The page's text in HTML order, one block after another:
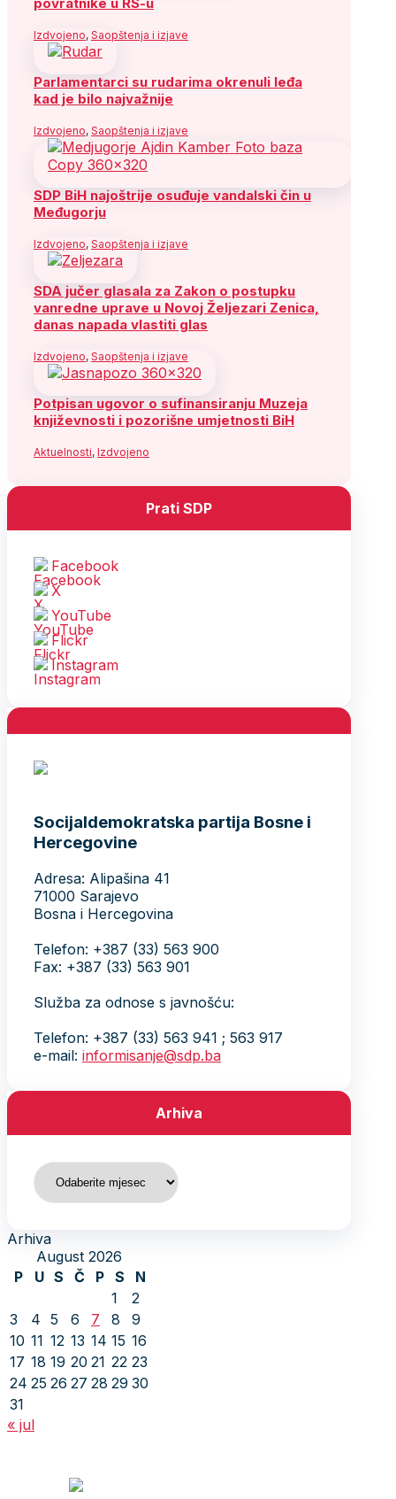
Izdvojeno, Saopštenja i izjave
Parlamentarci su rudarima okrenuli leđa
kad je bilo najvažnije
Izdvojeno, Saopštenja i izjave
SDP BiH najoštrije osuđuje vandalski čin u
Međugorju
Izdvojeno, Saopštenja i izjave
SDA jučer glasala za Zakon o postupku
vanredne uprave u Novoj Željezari Zenica,
danas napada vlastiti glas
Izdvojeno, Saopštenja i izjave
Potpisan ugovor o sufinansiranju Muzeja
književnosti i pozorišne umjetnosti BiH
Aktuelnosti, Izdvojeno
Prati SDP
Facebook
X
YouTube
Flickr
Instagram
Socijaldemokratska partija Bosne i
Hercegovine
Adresa: Alipašina 41
71000 Sarajevo
Bosna i Hercegovina
Telefon: +387 (33) 563 900
Fax: +387 (33) 563 901
Služba za odnose s javnošću:
Telefon: +387 (33) 563 941 ; 563 917
e-mail: informisanje@sdp.ba
Arhiva
Arhiva
Arhiva
August 2026
P
U S Č P S
N
1
2
3
4 5 6 7 8
9
10 11 12 13 14 15 16
17 18 19 20 21 22 23
24 25 26 27 28 29 30
31
« jul